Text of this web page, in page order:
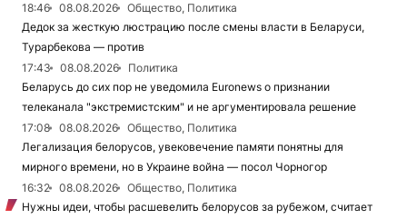
18:46 08.08.2026
Общество, Политика
Дедок за жесткую люстрацию после смены власти в Беларуси,
Турарбекова — против
17:43
08.08.2026
Политика
Беларусь до сих пор не уведомила Euronews о признании
телеканала "экстремистским" и не аргументировала решение
17:08
08.08.2026
Общество, Политика
Легализация белорусов, увековечение памяти понятны для
мирного времени, но в Украине война — посол Чорногор
16:32
08.08.2026
Общество, Политика
Нужны идеи, чтобы расшевелить белорусов за рубежом, считает